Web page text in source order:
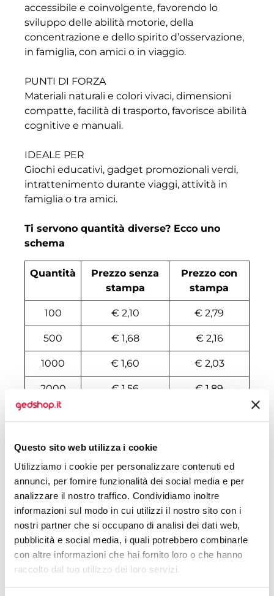
Questo sito web utilizza i cookie
Utilizziamo i cookie per personalizzare contenuti ed
annunci, per fornire funzionalità dei social media e per
analizzare il nostro traffico. Condividiamo inoltre
informazioni sul modo in cui utilizzi il nostro sito con i
nostri partner che si occupano di analisi dei dati web,
pubblicità e social media, i quali potrebbero combinarle
con altre informazioni che hai fornito loro o che hanno
raccolto dal tuo utilizzo dei loro servizi.
accessibile e coinvolgente, favorendo lo
sviluppo delle abilità motorie, della
concentrazione e dello spirito d’osservazione,
in famiglia, con amici o in viaggio.
PUNTI DI FORZA
Materiali naturali e colori vivaci, dimensioni
compatte, facilità di trasporto, favorisce abilità
cognitive e manuali.
IDEALE PER
Giochi educativi, gadget promozionali verdi,
intrattenimento durante viaggi, attività in
famiglia o tra amici.
Ti servono quantità diverse? Ecco uno
schema
Quantità
Prezzo senza
stampa
Prezzo con
stampa
100 € 2,10 € 2,79
500 € 1,68 € 2,16
1000 € 1,60 € 2,03
2000 € 1,56 € 1,89
3000
5000 € 1,54 € 1,78
6000
7000 € 1,53 € 1,75
8000 € 1,53 € 1,74
10000 € 1,53